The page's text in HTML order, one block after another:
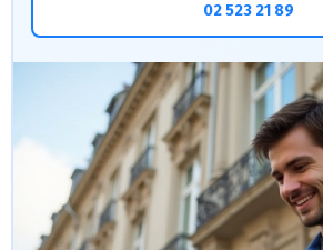
02 523 21 89